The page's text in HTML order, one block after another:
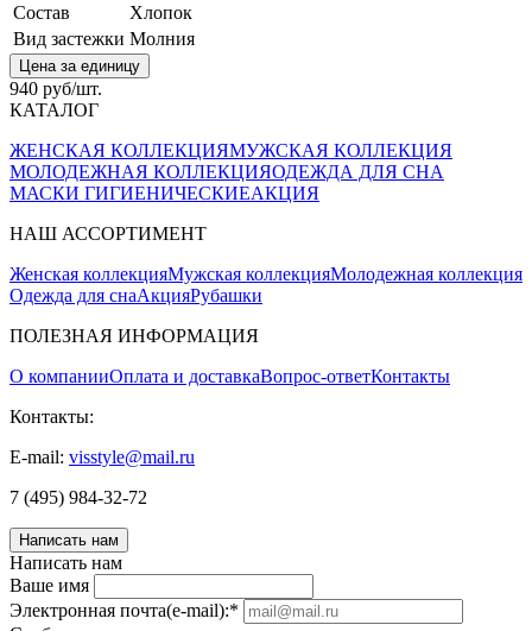
Состав
Хлопок
Вид застежки Молния
Цена за единицу
940 руб/шт.
КАТАЛОГ
ЖЕНСКАЯ КОЛЛЕКЦИЯМУЖСКАЯ КОЛЛЕКЦИЯ
МОЛОДЕЖНАЯ КОЛЛЕКЦИЯОДЕЖДА ДЛЯ СНА
МАСКИ ГИГИЕНИЧЕСКИЕАКЦИЯ
НАШ АССОРТИМЕНТ
Женская коллекцияМужская коллекцияМолодежная коллекция
Одежда для снаАкцияРубашки
ПОЛЕЗНАЯ ИНФОРМАЦИЯ
О компанииОплата и доставкаВопрос-ответКонтакты
Контакты:
E-mail: visstyle@mail.ru
7 (495) 984-32-72
Написать нам
Написать нам
Ваше имя
Электронная почта(e-mail):*